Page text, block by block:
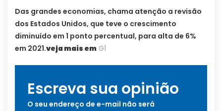
Das grandes economias, chama atenção a revisão
dos Estados Unidos, que teve o crescimento
diminuído em 1 ponto percentual, para alta de 6%
em 2021.veja mais em G1
Escreva sua opinião
O seu endereço de e-mail não será